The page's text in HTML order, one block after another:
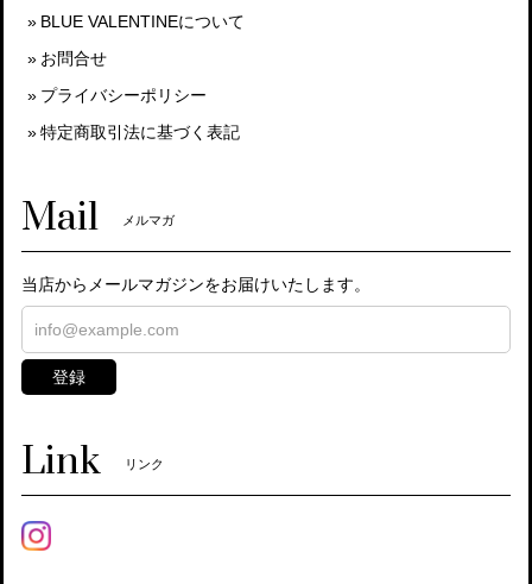
BLUE VALENTINEについて
お問合せ
プライバシーポリシー
特定商取引法に基づく表記
Mail メルマガ
当店からメールマガジンをお届けいたします。
登録
Link リンク